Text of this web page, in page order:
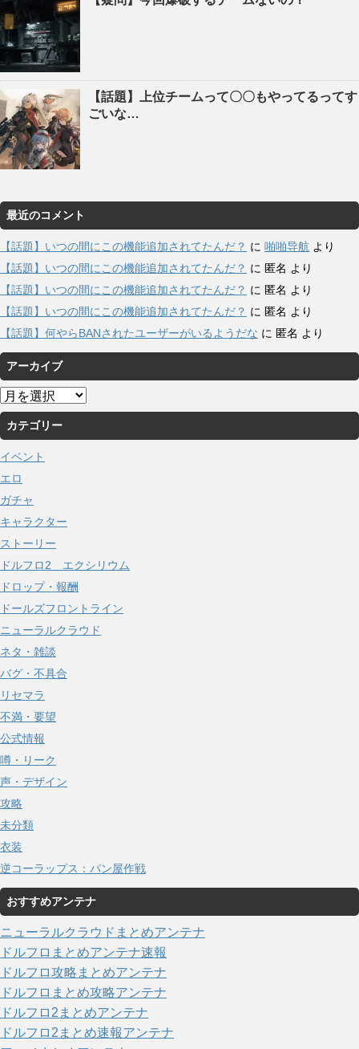
【話題】上位チームって〇〇もやってるってす
ごいな…
最近のコメント
【話題】いつの間にこの機能追加されてたんだ？ に 啪啪导航 より
【話題】いつの間にこの機能追加されてたんだ？ に 匿名 より
【話題】いつの間にこの機能追加されてたんだ？ に 匿名 より
【話題】いつの間にこの機能追加されてたんだ？ に 匿名 より
【話題】何やらBANされたユーザーがいるようだな に 匿名 より
アーカイブ
ア
ー
カ
イ
ブ
カテゴリー
イベント
エロ
ガチャ
キャラクター
ストーリー
ドルフロ2 エクシリウム
ドロップ・報酬
ドールズフロントライン
ニューラルクラウド
ネタ・雑談
バグ・不具合
リセマラ
不満・要望
公式情報
噂・リーク
声・デザイン
攻略
未分類
衣装
逆コーラップス：パン屋作戦
おすすめアンテナ
ニューラルクラウドまとめアンテナ
ドルフロまとめアンテナ速報
ドルフロ攻略まとめアンテナ
ドルフロまとめ攻略アンテナ
ドルフロ2まとめアンテナ
ドルフロ2まとめ速報アンテナ